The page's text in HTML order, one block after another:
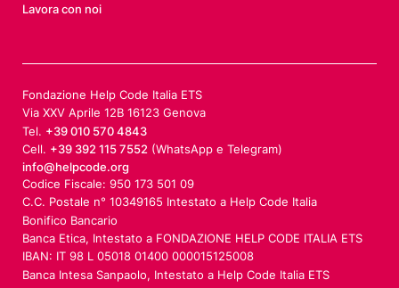
Lavora con noi
Fondazione Help Code Italia ETS
Via XXV Aprile 12B 16123 Genova
Tel. +39 010 570 4843
Cell. +39 392 115 7552 (WhatsApp e Telegram)
info@helpcode.org
Codice Fiscale: 950 173 501 09
C.C. Postale n° 10349165 Intestato a Help Code Italia
Bonifico Bancario
Banca Etica, Intestato a FONDAZIONE HELP CODE ITALIA ETS
IBAN: IT 98 L 05018 01400 000015125008
Banca Intesa Sanpaolo, Intestato a Help Code Italia ETS